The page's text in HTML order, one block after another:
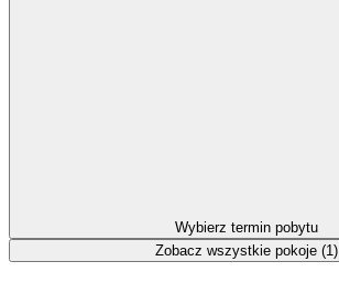
Wybierz termin pobytu
Zobacz wszystkie pokoje (1)